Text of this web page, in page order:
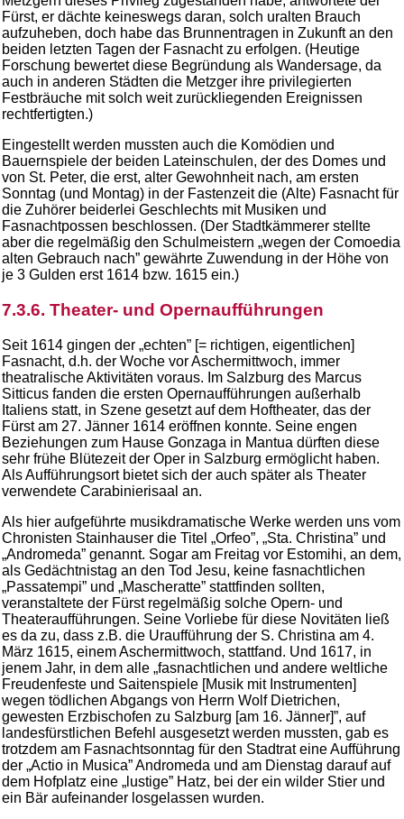
Fürst, er dächte keineswegs daran, solch uralten Brauch
aufzuheben, doch habe das Brunnentragen in Zukunft an den
beiden letzten Tagen der Fasnacht zu erfolgen. (Heutige
Forschung bewertet diese Begründung als Wandersage, da
auch in anderen Städten die Metzger ihre privilegierten
Festbräuche mit solch weit zurückliegenden Ereignissen
rechtfertigten.)
Eingestellt werden mussten auch die Komödien und
Bauernspiele der beiden Lateinschulen, der des Domes und
von St. Peter, die erst, alter Gewohnheit nach, am ersten
Sonntag (und Montag) in der Fastenzeit die (Alte) Fasnacht für
die Zuhörer beiderlei Geschlechts mit Musiken und
Fasnachtpossen beschlossen. (Der Stadtkämmerer stellte
aber die regelmäßig den Schulmeistern „wegen der Comoedia
alten Gebrauch nach” gewährte Zuwendung in der Höhe von
je 3 Gulden erst 1614 bzw. 1615 ein.)
7.3.6. Theater- und Opernaufführungen
Seit 1614 gingen der „echten” [= richtigen, eigentlichen]
Fasnacht, d.h. der Woche vor Aschermittwoch, immer
theatralische Aktivitäten voraus. Im Salzburg des Marcus
Sitticus fanden die ersten Opernaufführungen außerhalb
Italiens statt, in Szene gesetzt auf dem Hoftheater, das der
Fürst am 27. Jänner 1614 eröffnen konnte. Seine engen
Beziehungen zum Hause Gonzaga in Mantua dürften diese
sehr frühe Blütezeit der Oper in Salzburg ermöglicht haben.
Als Aufführungsort bietet sich der auch später als Theater
verwendete Carabinierisaal an.
Als hier aufgeführte musikdramatische Werke werden uns vom
Chronisten Stainhauser die Titel „Orfeo”, „Sta. Christina” und
„Andromeda” genannt. Sogar am Freitag vor Estomihi, an dem,
als Gedächtnistag an den Tod Jesu, keine fasnachtlichen
„Passatempi” und „Mascheratte” stattfinden sollten,
veranstaltete der Fürst regelmäßig solche Opern- und
Theateraufführungen. Seine Vorliebe für diese Novitäten ließ
es da zu, dass z.B. die Uraufführung der S. Christina am 4.
März 1615, einem Aschermittwoch, stattfand. Und 1617, in
jenem Jahr, in dem alle „fasnachtlichen und andere weltliche
Freudenfeste und Saitenspiele [Musik mit Instrumenten]
wegen tödlichen Abgangs von Herrn Wolf Dietrichen,
gewesten Erzbischofen zu Salzburg [am 16. Jänner]”, auf
landesfürstlichen Befehl ausgesetzt werden mussten, gab es
trotzdem am Fasnachtsonntag für den Stadtrat eine Aufführung
der „Actio in Musica” Andromeda und am Dienstag darauf auf
dem Hofplatz eine „lustige” Hatz, bei der ein wilder Stier und
ein Bär aufeinander losgelassen wurden.